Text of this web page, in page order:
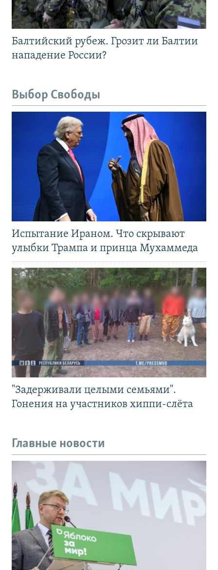
Балтийский рубеж. Грозит ли Балтии
нападение России?
Выбор Свободы
Испытание Ираном. Что скрывают
улыбки Трампа и принца Мухаммеда
"Задерживали целыми семьями".
Гонения на участников хиппи-слёта
Главные новости